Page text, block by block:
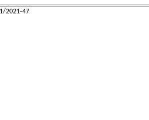
2021-47